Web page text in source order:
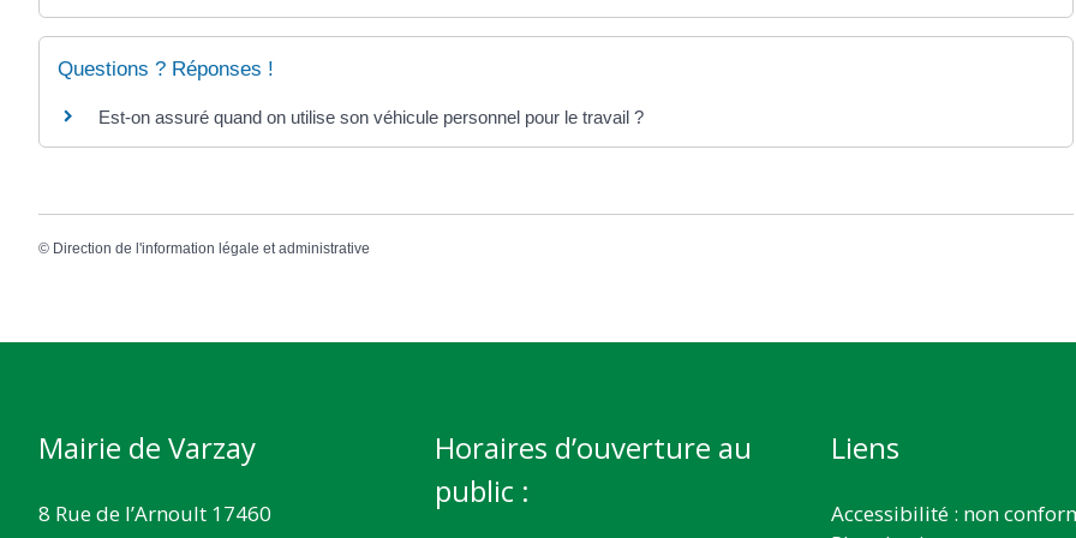
Questions ? Réponses !
Est-on assuré quand on utilise son véhicule personnel pour le travail ?
© Direction de l'information légale et administrative
Mairie de Varzay
8 Rue de l’Arnoult 17460
Horaires d’ouverture au
public :
Liens
Accessibilité : non